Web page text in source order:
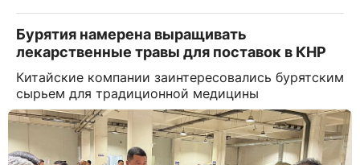
Бурятия намерена выращивать
лекарственные травы для поставок в КНР
Китайские компании заинтересовались бурятским
сырьем для традиционной медицины